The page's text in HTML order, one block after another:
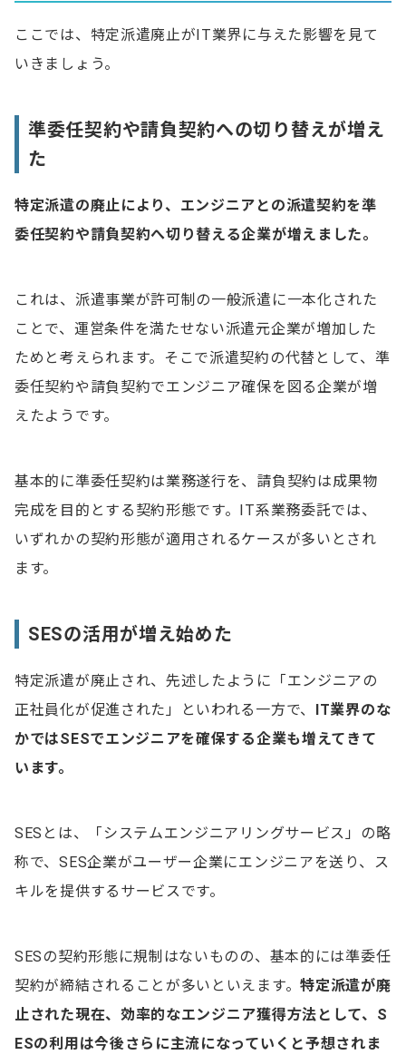
ここでは、特定派遣廃止がIT業界に与えた影響を見て
いきましょう。
準委任契約や請負契約への切り替えが増え
た
特定派遣の廃止により、エンジニアとの派遣契約を準
委任契約や請負契約へ切り替える企業が増えました。
これは、派遣事業が許可制の一般派遣に一本化された
ことで、運営条件を満たせない派遣元企業が増加した
ためと考えられます。そこで派遣契約の代替として、準
委任契約や請負契約でエンジニア確保を図る企業が増
えたようです。
基本的に準委任契約は業務遂行を、請負契約は成果物
完成を目的とする契約形態です。IT系業務委託では、
いずれかの契約形態が適用されるケースが多いとされ
ます。
SESの活用が増え始めた
特定派遣が廃止され、先述したように「エンジニアの
正社員化が促進された」といわれる一方で、
IT業界のな
かではSESでエンジニアを確保する企業も増えてきて
います。
SESとは、「システムエンジニアリングサービス」の略
称で、SES企業がユーザー企業にエンジニアを送り、ス
キルを提供するサービスです。
SESの契約形態に規制はないものの、基本的には準委任
契約が締結されることが多いといえます。特定派遣が廃
止された現在、効率的なエンジニア獲得方法として、S
ESの利用は今後さらに主流になっていくと予想されま